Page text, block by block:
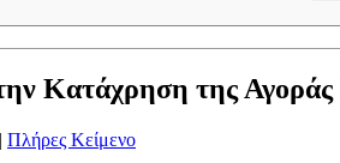
Κατάχρηση της
| Πλήρες Κείμενο